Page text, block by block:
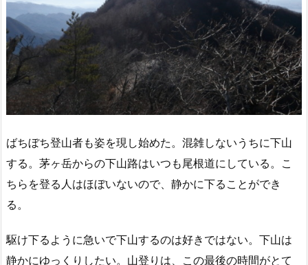
ばちぼち登山者も姿を現し始めた。混雑しないうちに下山
する。茅ヶ岳からの下山路はいつも尾根道にしている。こ
ちらを登る人はほぼいないので、静かに下ることができ
る。
駆け下るように急いで下山するのは好きではない。下山は
静かにゆっくりしたい。山登りは、この最後の時間がとて